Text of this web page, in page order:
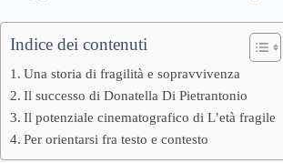
Indice dei contenuti
Una storia di fragilità e sopravvivenza
Il successo di Donatella Di Pietrantonio
Il potenziale cinematografico di L’età fragile
Per orientarsi fra testo e contesto